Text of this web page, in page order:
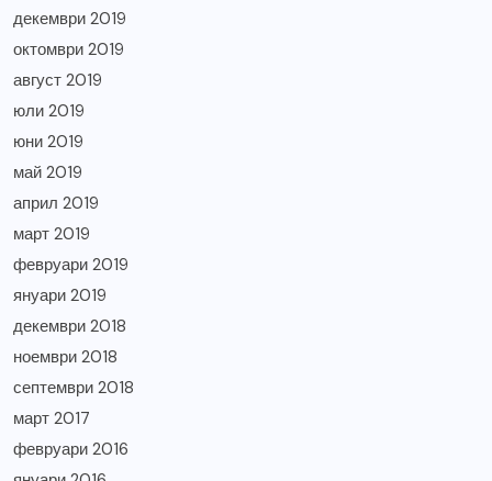
декември 2019
октомври 2019
август 2019
юли 2019
юни 2019
май 2019
април 2019
март 2019
февруари 2019
януари 2019
декември 2018
ноември 2018
септември 2018
март 2017
февруари 2016